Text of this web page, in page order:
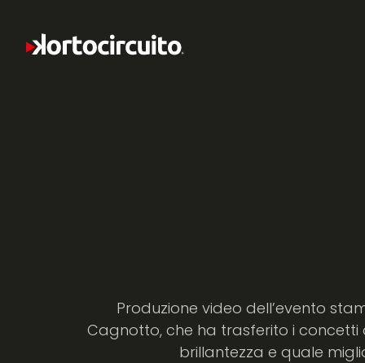
Produzione video dell’evento
Cagnotto, che ha trasferito i
brillantezza e quale